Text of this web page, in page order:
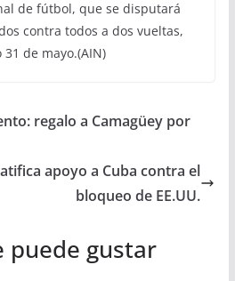
de fútbol, que se disputará
contra todos a dos vueltas,
de mayo.(AIN)
regalo a Camagüey por
apoyo a Cuba contra el
bloqueo de EE.UU.
puede gustar